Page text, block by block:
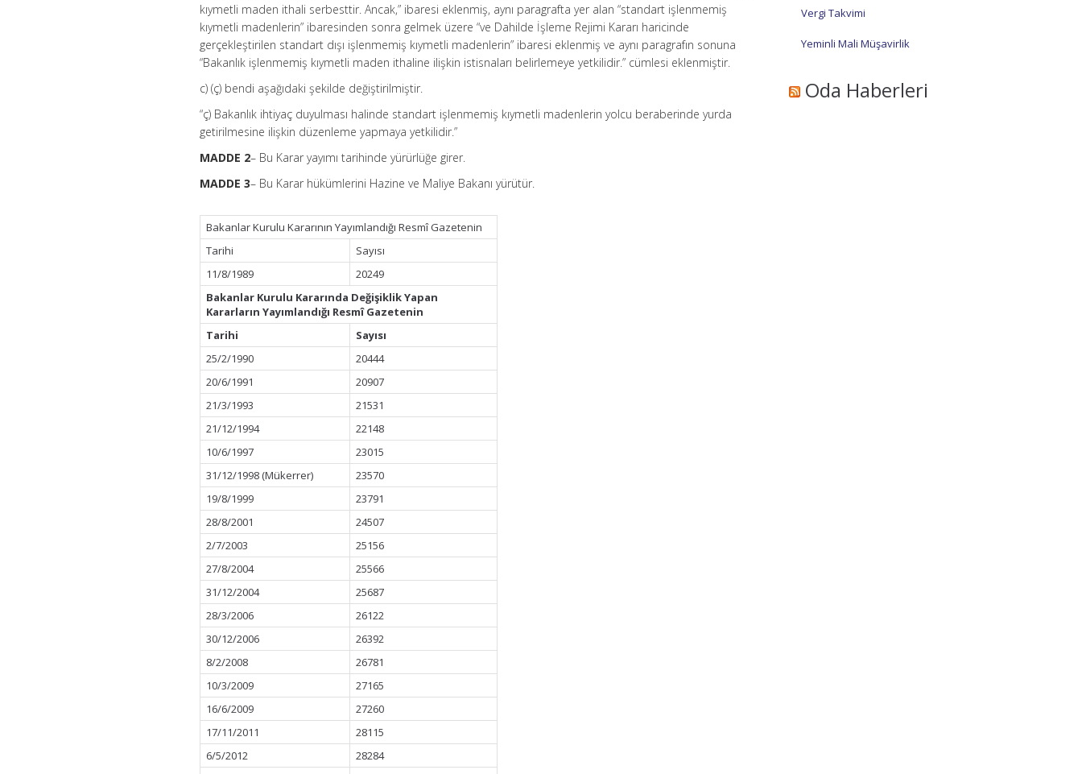
kıymetli maden ithali serbesttir. Ancak,” ibaresi eklenmiş, aynı paragrafta yer alan “standart işlenmemiş
kıymetli madenlerin” ibaresinden sonra gelmek üzere “ve Dahilde İşleme Rejimi Kararı haricinde
gerçekleştirilen standart dışı işlenmemiş kıymetli madenlerin” ibaresi eklenmiş ve aynı paragrafın sonuna
“Bakanlık işlenmemiş kıymetli maden ithaline ilişkin istisnaları belirlemeye yetkilidir.” cümlesi eklenmiştir.
c) (ç) bendi aşağıdaki şekilde değiştirilmiştir.
“ç) Bakanlık ihtiyaç duyulması halinde standart işlenmemiş kıymetli madenlerin yolcu beraberinde yurda
getirilmesine ilişkin düzenleme yapmaya yetkilidir.”
MADDE 2– Bu Karar yayımı tarihinde yürürlüğe girer.
MADDE 3– Bu Karar hükümlerini Hazine ve Maliye Bakanı yürütür.
Bakanlar Kurulu Kararının Yayımlandığı Resmî Gazetenin
Tarihi
Sayısı
11/8/1989
20249
Bakanlar Kurulu Kararında Değişiklik Yapan
Kararların Yayımlandığı Resmî Gazetenin
Tarihi
Sayısı
25/2/1990
20444
20/6/1991
20907
21/3/1993
21531
21/12/1994
22148
10/6/1997
23015
31/12/1998 (Mükerrer)
23570
19/8/1999
23791
28/8/2001
24507
2/7/2003
25156
27/8/2004
25566
31/12/2004
25687
28/3/2006
26122
30/12/2006
26392
8/2/2008
26781
10/3/2009
27165
16/6/2009
27260
17/11/2011
28115
6/5/2012
28284
Vergi Takvimi
Yeminli Mali Müşavirlik
Oda Haberleri